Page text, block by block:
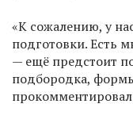
«К сожалению, у
подготовки. Есть
— ещё предстоит
подбородка,